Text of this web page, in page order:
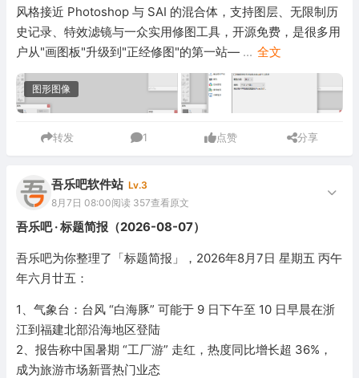
风格接近 Photoshop 与 SAI 的混合体，支持图层、无限制历
史记录、特效滤镜与一众实用修图工具，开源免费，是很多用
户从"画图板"升级到"正经修图"的第一站— ... 全文
图形图像
转发 1 点赞 分享
吾乐吧软件站 Lv.3
8月7日 08:00阅读 357查看原文
吾乐吧 · 标题简报（2026-08-07）
吾乐吧为你整理了「标题简报」，2026年8月7日 星期五 丙午
年六月廿五：
1、气象台：台风 “白海豚” 可能于 9 日下午至 10 日早晨在浙
江到福建北部沿海地区登陆
2、报告称中国暑期 “工厂游” 走红，热度同比增长超 36%，
成为旅游市场新晋热门业态